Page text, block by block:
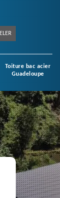
Toiture bac acier
Guadeloupe